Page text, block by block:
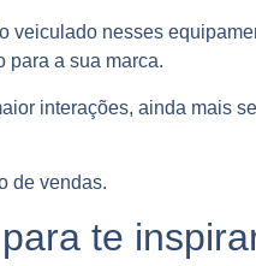
veiculado nesses
para a sua marca.
interações, ainda mais
de vendas.
te